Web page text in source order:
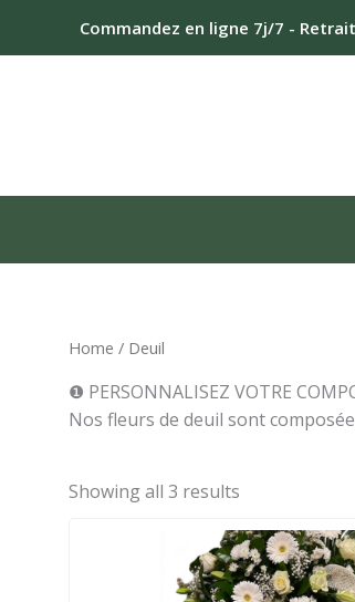
Commandez en ligne 7j/7 - Retrait
Home / Deuil
❶ PERSONNALISEZ VOTRE
Nos fleurs de deuil sont
Showing all 3 results